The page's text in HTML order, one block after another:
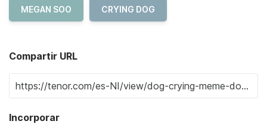
MEGAN SOO CRYING DOG
Compartir URL
Incorporar